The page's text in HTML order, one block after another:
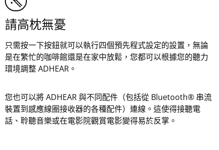
請高枕無憂
只需按一下按鈕就可以執行四個預先程式設定的設置，無論
是在繁忙的咖啡館還是在家中放鬆，您都可以根據您的聽力
環境調整 ADHEAR。
您也可以將 ADHEAR 與不同配件（包括從 Bluetooth® 串流
裝置到感應線圈接收器的各種配件）連線。這使得接聽電
話、聆聽音樂或在電影院觀賞電影變得易於反掌。